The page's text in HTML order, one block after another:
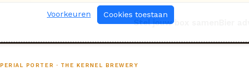
Stel jouw box samen
PORTER · THE KERNEL BREWERY
Voorkeuren Cookies toestaan